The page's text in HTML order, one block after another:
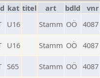
kat titel art bdld vnr
U16 Stamm OÖ 4087
U16 Stamm OÖ 4087
S65 Stamm OÖ 4087